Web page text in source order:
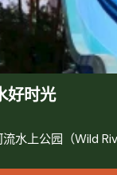
好时光
水上公园（Wild